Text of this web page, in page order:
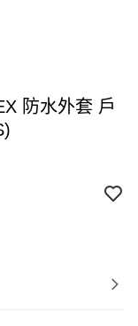
防水外套 戶